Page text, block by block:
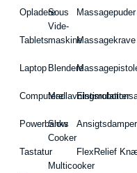
Opladere
Tablets
Laptop
Computere
Powerbanks
Tastatur
Sous
Vide-
maskine
Blendere
Madlavningsrobotter
Slow
Cooker
Multicooker
Massagepuder
Massagekrave
Ansigtsdamper
FlexRelief